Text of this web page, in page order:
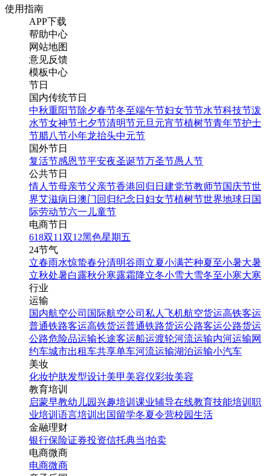
使用指南
APP下载
帮助中心
网站地图
意见反馈
模板中心
节日
国内传统节日
中秋重阳节除夕春节冬至端午节妇女节节水节科技节泼
水节女神节七夕节清明节元旦 元宵节植树节青年节护士
节腊八节小年龙抬头中元节
国外节日
复活节感恩节平安夜圣诞节万圣节愚人节
公共节日
情人节母亲节父亲节香港回归日 建党节教师节国庆节世
界艾滋病日 澳门回归纪念日 妇女节植树节世界地球日 国
际劳动节六一儿童节
电商节日
618双11双12黑色星期五
24节气
立春雨水惊蛰春分清明谷雨立夏小满芒种夏至小暑大暑
立秋处暑白露秋分寒露霜降立冬小雪大雪冬至小寒大寒
行业
运输
国内航空公司 国际航空公司 私人飞机航空货运高铁客运
普通铁路客运高铁货运普通铁路货运公路客运公路货运
公路危险品运输长途客运船运渡轮河流运输内河运输网
约车城市出租车共享单车河流运输湖泊运输小汽车
美妆
化妆护肤发型设计美甲 美容仪彩妆美容
教育培训
启蒙早教幼儿园 兴趣培训 课业辅导在线教育技能培训 职
业培训 语言培训 出国留学冬夏令营校园生活
金融理财
银行保险证券投资信托典当|拍卖
电商微商
电商微商